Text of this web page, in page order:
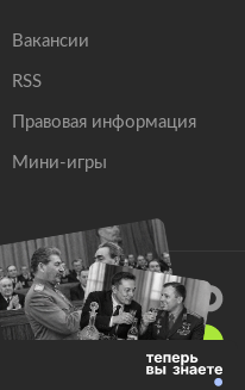
Вакансии
RSS
Правовая информация
Мини-игры
защищены.